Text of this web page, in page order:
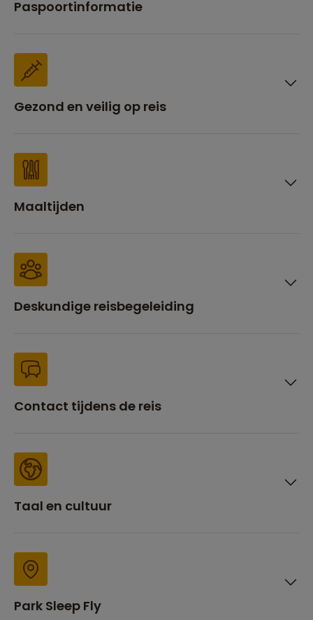
Paspoortinformatie
Gezond en veilig op reis
Maaltijden
Deskundige reisbegeleiding
Contact tijdens de reis
Taal en cultuur
Park Sleep Fly